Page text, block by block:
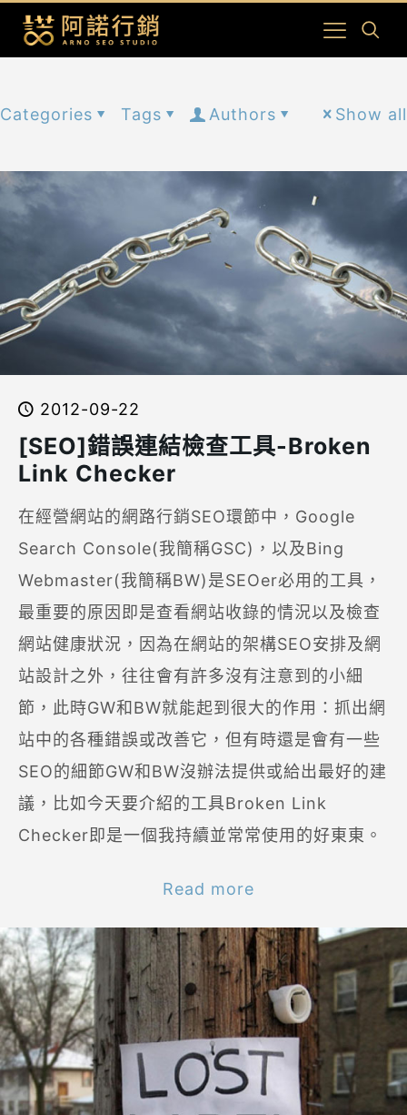
Categories Tags Authors Show all
2012-09-22
[SEO]錯誤連結檢查工具-Broken
Link Checker
在經營網站的網路行銷SEO環節中，Google
Search Console(我簡稱GSC)，以及Bing
Webmaster(我簡稱BW)是SEOer必用的工具，
最重要的原因即是查看網站收錄的情況以及檢查
網站健康狀況，因為在網站的架構SEO安排及網
站設計之外，往往會有許多沒有注意到的小細
節，此時GW和BW就能起到很大的作用：抓出網
站中的各種錯誤或改善它，但有時還是會有一些
SEO的細節GW和BW沒辦法提供或給出最好的建
議，比如今天要介紹的工具Broken Link
Checker即是一個我持續並常常使用的好東東。
Read more